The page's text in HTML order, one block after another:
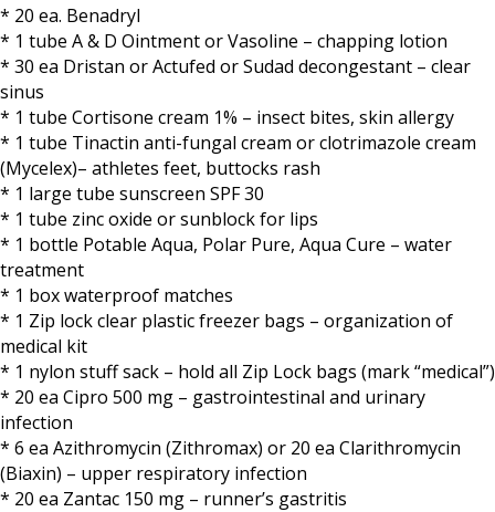
* 20 ea. Benadryl
* 1 tube A & D Ointment or Vasoline – chapping lotion
* 30 ea Dristan or Actufed or Sudad decongestant – clear
sinus
* 1 tube Cortisone cream 1% – insect bites, skin allergy
* 1 tube Tinactin anti-fungal cream or clotrimazole cream
(Mycelex)– athletes feet, buttocks rash
* 1 large tube sunscreen SPF 30
* 1 tube zinc oxide or sunblock for lips
* 1 bottle Potable Aqua, Polar Pure, Aqua Cure – water
treatment
* 1 box waterproof matches
* 1 Zip lock clear plastic freezer bags – organization of
medical kit
* 1 nylon stuff sack – hold all Zip Lock bags (mark “medical”)
* 20 ea Cipro 500 mg – gastrointestinal and urinary
infection
* 6 ea Azithromycin (Zithromax) or 20 ea Clarithromycin
(Biaxin) – upper respiratory infection
* 20 ea Zantac 150 mg – runner’s gastritis